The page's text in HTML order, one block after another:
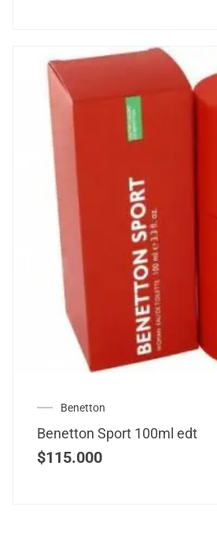
Benetton
Benetton Sport 100ml edt
$115.000